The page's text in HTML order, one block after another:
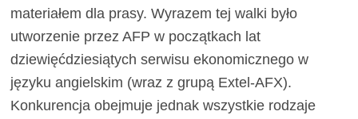
materiałem dla prasy. Wyrazem tej walki było
utworzenie przez AFP w początkach lat
dziewięćdziesiątych serwisu ekonomicznego w
języku angielskim (wraz z grupą Extel-AFX).
Konkurencja obejmuje jednak wszystkie rodzaje